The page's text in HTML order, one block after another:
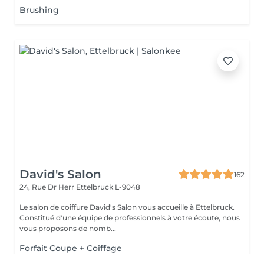
Brushing
David's Salon
162
24, Rue Dr Herr Ettelbruck L-9048
Le salon de coiffure David's Salon vous accueille à Ettelbruck.
Constitué d'une équipe de professionnels à votre écoute, nous
vous proposons de nomb...
Forfait Coupe + Coiffage